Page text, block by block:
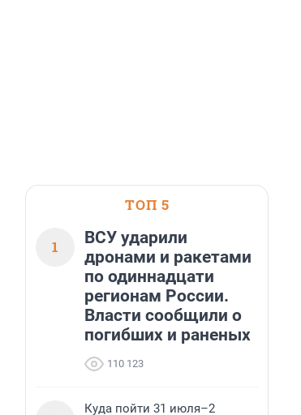
ТОП 5
1
ВСУ ударили
дронами и ракетами
по одиннадцати
регионам России.
Власти сообщили о
погибших и раненых
110 123
Куда пойти 31 июля–2